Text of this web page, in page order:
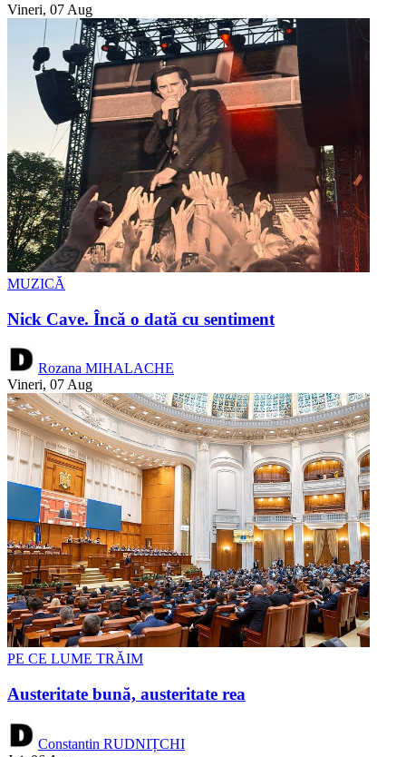
Vineri, 07 Aug
MUZICĂ
Nick Cave. Încă o dată cu sentiment
Rozana MIHALACHE
Vineri, 07 Aug
PE CE LUME TRĂIM
Austeritate bună, austeritate rea
Constantin RUDNIȚCHI